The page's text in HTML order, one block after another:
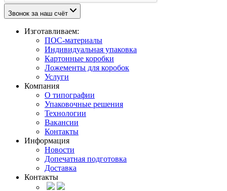
Звонок за наш счёт
Изготавливаем:
ПОС-материалы
Индивидуальная упаковка
Картонные коробки
Ложементы для коробок
Услуги
Компания
О типографии
Упаковочные решения
Технологии
Вакансии
Контакты
Информация
Новости
Допечатная подготовка
Доставка
Контакты